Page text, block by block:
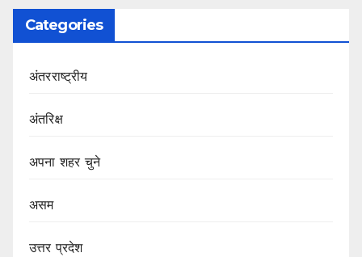
Categories
अंतरराष्ट्रीय
अंतरिक्ष
अपना शहर चुने
असम
उत्तर प्रदेश